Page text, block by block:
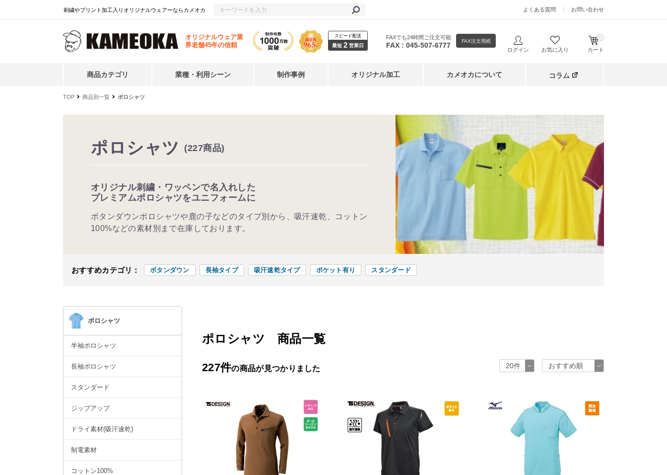
刺繍やプリント加工入りオリジナルウェアーならカメオカ よくある質問 お問い合わせ
オリジナルウェア業
界老舗45年の信頼
スピード配送
最短 2 営業日
FAXでも24時間ご注文可能
FAX : 045-507-6777 FAX注文用紙
ログイン お気に入り カート
0
商品カテゴリ 業種・利用シーン 制作事例 オリジナル加工 カメオカについて コラム
TOP 商品別一覧 ポロシャツ
ポロシャツ (227商品)
オリジナル刺繍・ワッペンで名入れした
プレミアムポロシャツをユニフォームに
ボタンダウンポロシャツや鹿の子などのタイプ別から、吸汗速乾、コットン
100%などの素材別まで在庫しております。
おすすめカテゴリ： ボタンダウン 長袖タイプ 吸汗速乾タイプ ポケット有り スタンダード
ポロシャツ
半袖ポロシャツ
長袖ポロシャツ
スタンダード
ジップアップ
ドライ素材(吸汗速乾)
制電素材
コットン100%
ポロシャツ 商品一覧
227件の商品が見つかりました